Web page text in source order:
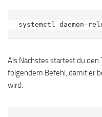
systemctl daemon-
Als Nächstes startest du
folgendem Befehl, damit er
wird: